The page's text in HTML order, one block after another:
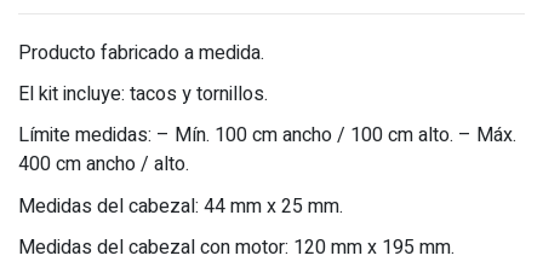
Producto fabricado a medida.
El kit incluye: tacos y tornillos.
Límite medidas: – Mín. 100 cm ancho / 100 cm alto. – Máx.
400 cm ancho / alto.
Medidas del cabezal: 44 mm x 25 mm.
Medidas del cabezal con motor: 120 mm x 195 mm.